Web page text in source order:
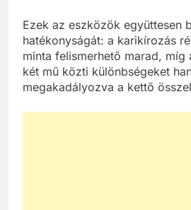
Ezek az eszközök együttesen
hatékonyságát: a karikírozás
minta felismerhető marad, míg
két mű közti különbségeket
megakadályozva a kettő